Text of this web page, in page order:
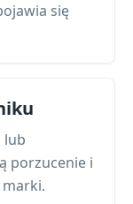
się
lub
porzucenie i